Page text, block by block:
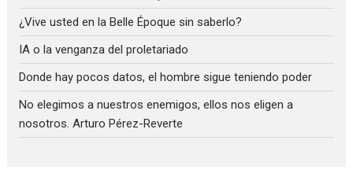
¿Vive usted en la Belle Époque sin saberlo?
IA o la venganza del proletariado
Donde hay pocos datos, el hombre sigue teniendo poder
No elegimos a nuestros enemigos, ellos nos eligen a
nosotros. Arturo Pérez-Reverte